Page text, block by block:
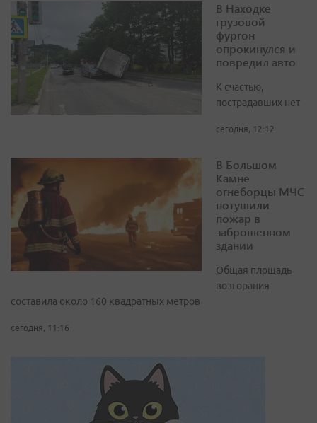
В Находке
грузовой
фургон
опрокинулся и
повредил авто
К счастью,
пострадавших нет
сегодня, 12:12
В Большом
Камне
огнеборцы МЧС
потушили
пожар в
заброшенном
здании
Общая площадь
возгорания
составила около 160 квадратных метров
сегодня, 11:16